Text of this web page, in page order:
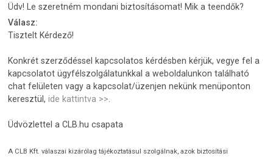
Üdv! Le szeretném mondani biztosításomat! Mik a teendők?
Válasz:
Tisztelt Kérdező!
Konkrét szerződéssel kapcsolatos kérdésben kérjük, vegye fel a
kapcsolatot ügyfélszolgálatunkkal a weboldalunkon található
chat felületen vagy a kapcsolat/üzenjen nekünk menüponton
keresztül,ide kattintva >>.
Üdvözlettel a CLB.hu csapata
A CLB Kft. válaszai kizárólag tájékoztatásul szolgálnak, azok biztosítási